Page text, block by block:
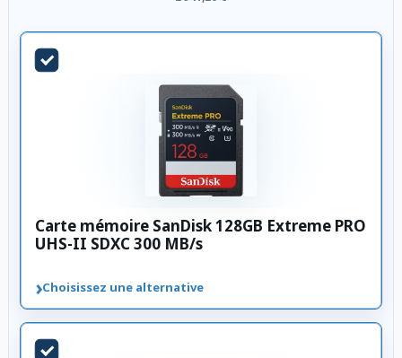
Carte mémoire SanDisk 128GB Extreme PRO
UHS-II SDXC 300 MB/s
›Choisissez une alternative